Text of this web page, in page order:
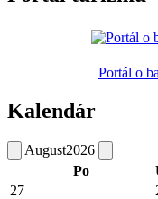
Portál o
Kalendár
August2026
Po
27